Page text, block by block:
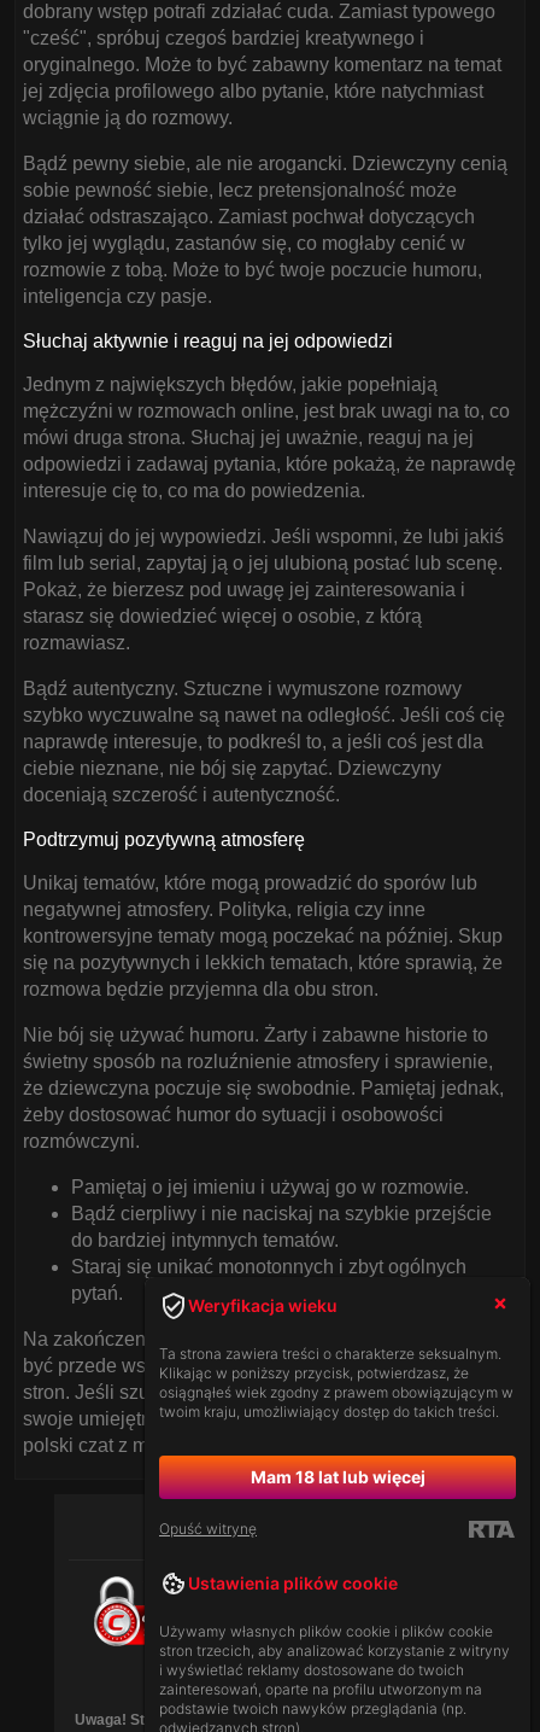
dobrany wstęp potrafi zdziałać cuda. Zamiast typowego
"cześć", spróbuj czegoś bardziej kreatywnego i
oryginalnego. Może to być zabawny komentarz na temat
jej zdjęcia profilowego albo pytanie, które natychmiast
wciągnie ją do rozmowy.
Bądź pewny siebie, ale nie arogancki. Dziewczyny cenią
sobie pewność siebie, lecz pretensjonalność może
działać odstraszająco. Zamiast pochwał dotyczących
tylko jej wyglądu, zastanów się, co mogłaby cenić w
rozmowie z tobą. Może to być twoje poczucie humoru,
inteligencja czy pasje.
Słuchaj aktywnie i reaguj na jej odpowiedzi
Jednym z największych błędów, jakie popełniają
mężczyźni w rozmowach online, jest brak uwagi na to, co
mówi druga strona. Słuchaj jej uważnie, reaguj na jej
odpowiedzi i zadawaj pytania, które pokażą, że naprawdę
interesuje cię to, co ma do powiedzenia.
Nawiązuj do jej wypowiedzi. Jeśli wspomni, że lubi jakiś
film lub serial, zapytaj ją o jej ulubioną postać lub scenę.
Pokaż, że bierzesz pod uwagę jej zainteresowania i
starasz się dowiedzieć więcej o osobie, z którą
rozmawiasz.
Bądź autentyczny. Sztuczne i wymuszone rozmowy
szybko wyczuwalne są nawet na odległość. Jeśli coś cię
naprawdę interesuje, to podkreśl to, a jeśli coś jest dla
ciebie nieznane, nie bój się zapytać. Dziewczyny
doceniają szczerość i autentyczność.
Podtrzymuj pozytywną atmosferę
Unikaj tematów, które mogą prowadzić do sporów lub
negatywnej atmosfery. Polityka, religia czy inne
kontrowersyjne tematy mogą poczekać na później. Skup
się na pozytywnych i lekkich tematach, które sprawią, że
rozmowa będzie przyjemna dla obu stron.
Nie bój się używać humoru. Żarty i zabawne historie to
świetny sposób na rozluźnienie atmosfery i sprawienie,
że dziewczyna poczuje się swobodnie. Pamiętaj jednak,
żeby dostosować humor do sytuacji i osobowości
rozmówczyni.
Pamiętaj o jej imieniu i używaj go w rozmowie.
Bądź cierpliwy i nie naciskaj na szybkie przejście
do bardziej intymnych tematów.
Staraj się unikać monotonnych i zbyt ogólnych
pytań.
Na zakończenie, pamiętaj, że rozmowa online powinna
być przede wszystkim zabawą i przyjemnością dla obu
stron. Jeśli szukasz miejsca, gdzie możesz przetestować
swoje umiejętności konwersacyjne, przyjdź na nasz
polski czat z modelkami przed kamerką!
Ustawodawstwo|Zasady Serwisu]
Uwaga! Strona może zawierać treści dla dorosłych (18+),
Weryfikacja wieku
Ta strona zawiera treści o charakterze seksualnym.
Klikając w poniższy przycisk, potwierdzasz, że
osiągnąłeś wiek zgodny z prawem obowiązującym w
twoim kraju, umożliwiający dostęp do takich treści.
Mam 18 lat lub więcej
Opuść witrynę
Ustawienia plików cookie
Używamy własnych plików cookie i plików cookie
stron trzecich, aby analizować korzystanie z witryny
i wyświetlać reklamy dostosowane do twoich
zainteresowań, oparte na profilu utworzonym na
podstawie twoich nawyków przeglądania (np.
odwiedzanych stron).